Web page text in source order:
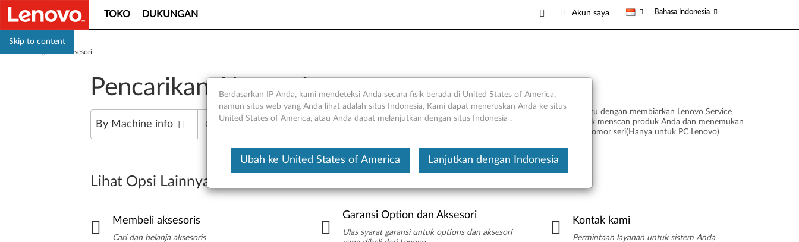
Skip to content
TOKO DUKUNGAN Akun saya Bahasa Indonesia
Aksesori
Pencarikan Aksesori
By Machine info ATAU
Hemat waktu dengan membiarkan Lenovo Service
Bridge untuk menscan produk Anda dan menemukan
nama dan nomor seri(Hanya untuk PC Lenovo)
Lihat Opsi Lainnya
Membeli aksesoris
Cari dan belanja aksesoris
Garansi Option dan Aksesori
Ulas syarat garansi untuk options dan aksesori
Kontak kami
Permintaan layanan untuk sistem Anda
Berdasarkan IP Anda, kami mendeteksi Anda secara fisik berada di United States of America,
namun situs web yang Anda lihat adalah situs Indonesia, Kami dapat meneruskan Anda ke situs
United States of America, atau Anda dapat melanjutkan dengan situs Indonesia .
Ubah ke United States of America Lanjutkan dengan Indonesia